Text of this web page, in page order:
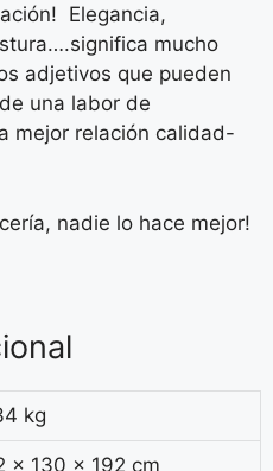
Elegancia,
mucho
adjetivos que pueden
una labor de
mejor relación calidad-
nadie lo hace mejor!
kg
× 130 × 192 cm